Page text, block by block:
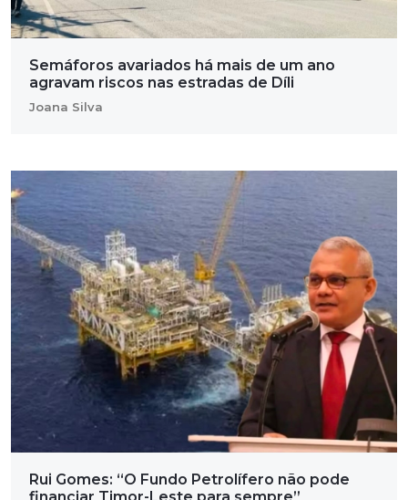
Semáforos avariados há mais de um ano
agravam riscos nas estradas de Díli
Joana Silva
Rui Gomes: “O Fundo Petrolífero não pode